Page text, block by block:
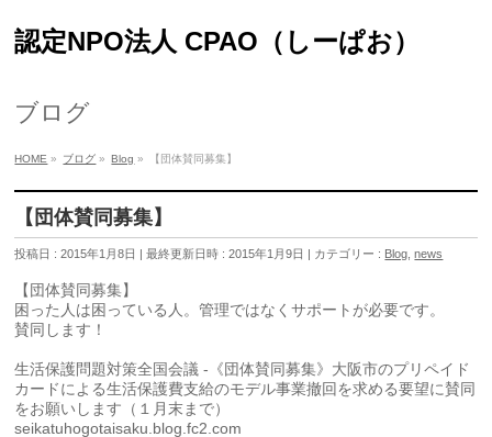
認定NPO法人 CPAO（しーぱお）
ブログ
HOME » ブログ » Blog » 【団体賛同募集】
【団体賛同募集】
投稿日 : 2015年1月8日 最終更新日時 : 2015年1月9日 カテゴリー : Blog ,news
【団体賛同募集】
困った人は困っている人。管理ではなくサポートが必要です。
賛同します！
生活保護問題対策全国会議 -《団体賛同募集》大阪市のプリペイド
カードによる生活保護費支給のモデル事業撤回を求める要望に賛同
をお願いします（１月末まで）
seikatuhogotaisaku.blog.fc2.com